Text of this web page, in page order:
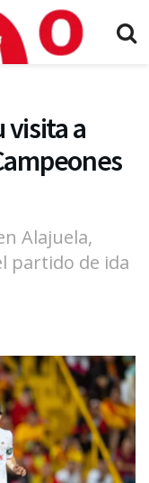
visita a
Alajuela,
partido de ida